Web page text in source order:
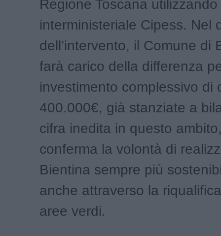
Regione Toscana
interministeriale Cipess. Nel
dell’intervento, il Comune di
farà carico della differenza
investimento complessivo di
400.000€, già stanziate a
cifra inedita in questo
conferma la volontà di
Bientina sempre più
anche attraverso la
aree verdi.